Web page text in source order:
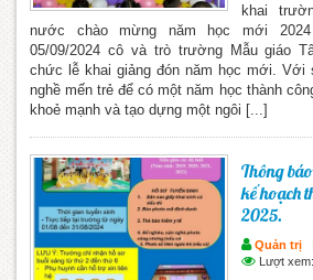
khai
nước chào mừng năm học mới
05/09/2024 cô và trò trường Mẫu giáo
chức lễ khai giảng đón năm học mới. Với
nghề mến trẻ để có một năm học thành
khoẻ mạnh và tạo dựng một ngôi [...]
Thông
kế hoạch
2025.
Quản trị
Lượt xem: